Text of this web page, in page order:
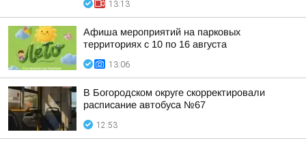
13:13
Афиша мероприятий на парковых
территориях с 10 по 16 августа
13:06
В Богородском округе скорректировали
расписание автобуса №67
12:53